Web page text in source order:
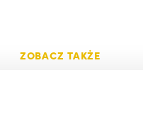
ZOBACZ TAKŻE